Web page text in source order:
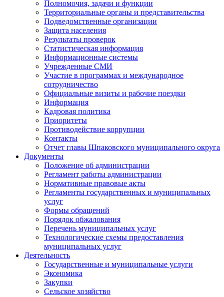
Полномочия, задачи и функции
Территориальные органы и представительства
Подведомственные организации
Защита населения
Результаты проверок
Статистическая информация
Информационные системы
Учрежденные СМИ
Участие в программах и международное
сотрудничество
Официальные визиты и рабочие поездки
Информация
Кадровая политика
Приоритеты
Противодействие коррупции
Контакты
Отчет главы Шпаковского муниципального округа
Документы
Положение об администрации
Регламент работы администрации
Нормативные правовые акты
Регламенты государственных и муниципальных
услуг
Формы обращений
Порядок обжалования
Перечень муниципальных услуг
Технологические схемы предоставления
муниципальных услуг
Деятельность
Государственные и муниципальные услуги
Экономика
Закупки
Сельское хозяйство